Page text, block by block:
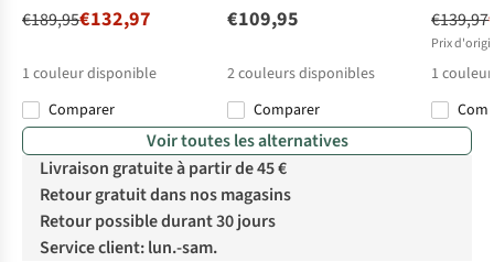
€189,95€132,97
1 couleur disponible
Comparer
€109,95
2couleurs disponibles
Comparer
€139,97
Prix
1
Voir toutes les alternatives
Livraison gratuite à partir de 45 €
Retour gratuit dans nos magasins
Retour possible durant 30 jours
Service client: lun.-sam.